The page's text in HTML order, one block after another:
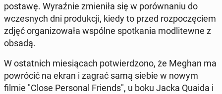
postawę. Wy­raź­nie zmie­ni­ła się w po­rów­na­niu do
wcze­snych dni pro­duk­cji, kiedy to przed roz­po­czę­ciem
zdjęć or­ga­ni­zo­wa­ła wspólne spo­tka­nia mo­dli­tew­ne z
obsadą.
W ostat­nich mie­sią­cach po­twier­dzo­no, że Meghan ma
po­wró­cić na ekran i zagrać samą siebie w nowym
filmie "Close Per­so­nal Friends", u boku Jacka Quaida i